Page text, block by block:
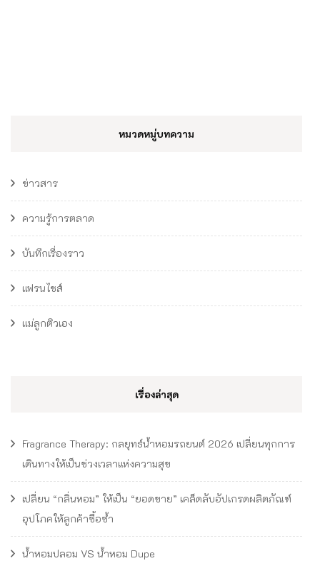
หมวดหมู่บทความ
ข่าวสาร
ความรู้การตลาด
บันทึกเรื่องราว
แฟรนไชส์
แม่ลูกติวเอง
เรื่องล่าสุด
Fragrance Therapy: กลยุทธ์น้ำหอมรถยนต์ 2026 เปลี่ยนทุกการ
เดินทางให้เป็นช่วงเวลาแห่งความสุข
เปลี่ยน “กลิ่นหอม” ให้เป็น “ยอดขาย” เคล็ดลับอัปเกรดผลิตภัณฑ์
อุปโภคให้ลูกค้าซื้อซ้ำ
น้ำหอมปลอม VS น้ำหอม Dupe